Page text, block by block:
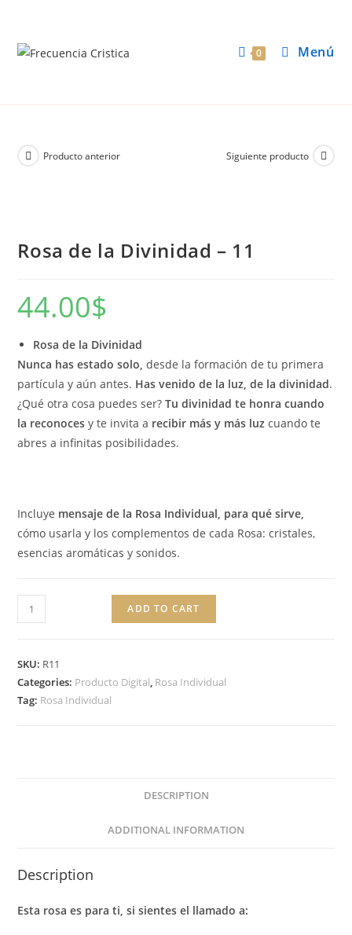
0 Menú
Producto anterior Siguiente producto
Rosa de la Divinidad – 11
44.00$
Rosa de la Divinidad
Nunca has estado solo, desde la formación de tu primera
partícula y aún antes. Has venido de la luz, de la divinidad.
¿Qué otra cosa puedes ser?Tu divinidad te honra cuando
la reconoces y te invita a recibir más y más luz cuando te
abres a infinitas posibilidades.
Incluye mensaje de la Rosa Individual, para qué sirve,
cómo usarla y los complementos de cada Rosa: cristales,
esencias aromáticas y sonidos.
ADD TO CART
SKU: R11
Categories: Producto Digital, Rosa Individual
Tag: Rosa Individual
DESCRIPTION
ADDITIONAL INFORMATION
Description
Esta rosa es para ti, si sientes el llamado a: